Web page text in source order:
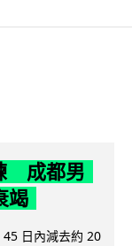
成都男
竭
日內減去約 20